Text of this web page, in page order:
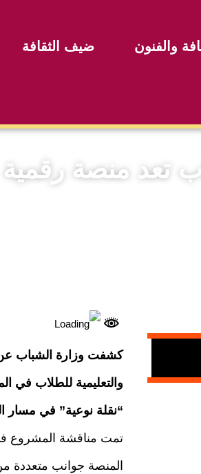
والفنون ضيف الثقافة
تعد منصة
كشفت وزارة الشباب عن
والتعليمية للطلاب في
“نقلة نوعية” في مسار
تمت مناقشة المشروع
المنصة جوانب متعددة